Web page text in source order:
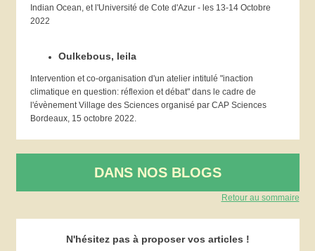
Indian Ocean, et l'Université de Cote d'Azur - les 13-14 Octobre
2022
Oulkebous, leila
Intervention et co-organisation d'un atelier intitulé "inaction
climatique en question: réflexion et débat" dans le cadre de
l'évènement Village des Sciences organisé par CAP Sciences
Bordeaux, 15 octobre 2022.
DANS NOS BLOGS
Retour au sommaire
N'hésitez pas à proposer vos articles !